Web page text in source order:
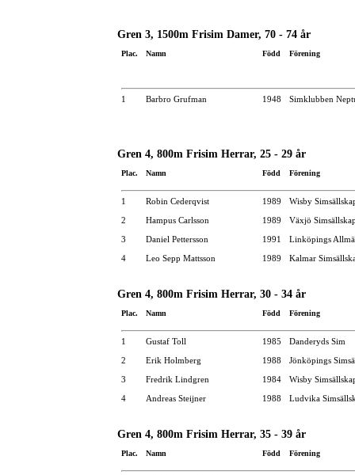
Gren 3, 1500m Frisim Damer, 70 - 74 år
Plac. Namn Född Förening
1 Barbro Grufman 1948 Simklubben
Gren 4, 800m Frisim Herrar, 25 - 29 år
Plac. Namn Född Förening
1 Robin Cederqvist 1989
Wisby
2
Hampus Carlsson 1989
Växjö
3
Daniel Pettersson 1991
Linköpings
4
Leo Sepp Mattsson 1989 Kalmar
Gren 4, 800m Frisim Herrar, 30 - 34 år
Plac. Namn Född Förening
1 Gustaf Toll 1985
Danderyds Sim
2
Erik Holmberg 1988
Jönköpings
3
Fredrik Lindgren 1984
Wisby
4
Andreas Steijner 1988 Ludvika
Gren 4, 800m Frisim Herrar, 35 - 39 år
Plac. Namn Född Förening